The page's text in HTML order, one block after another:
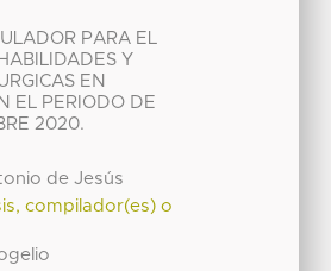
PARA EL
Y
EN
EL PERIODO DE
2020.
de Jesús
compilador(es) o